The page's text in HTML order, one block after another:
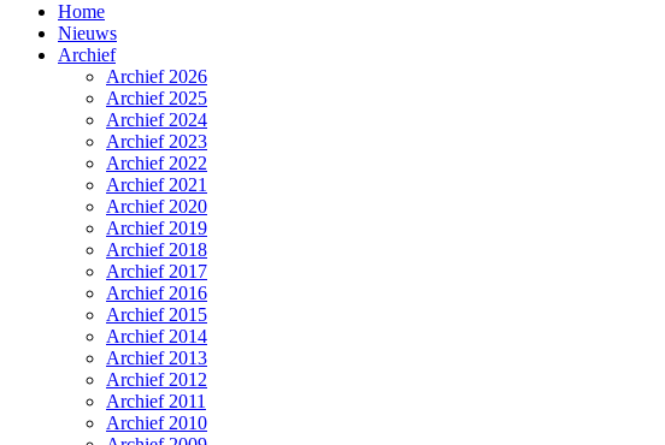
Home
Nieuws
Archief
Archief 2026
Archief 2025
Archief 2024
Archief 2023
Archief 2022
Archief 2021
Archief 2020
Archief 2019
Archief 2018
Archief 2017
Archief 2016
Archief 2015
Archief 2014
Archief 2013
Archief 2012
Archief 2011
Archief 2010